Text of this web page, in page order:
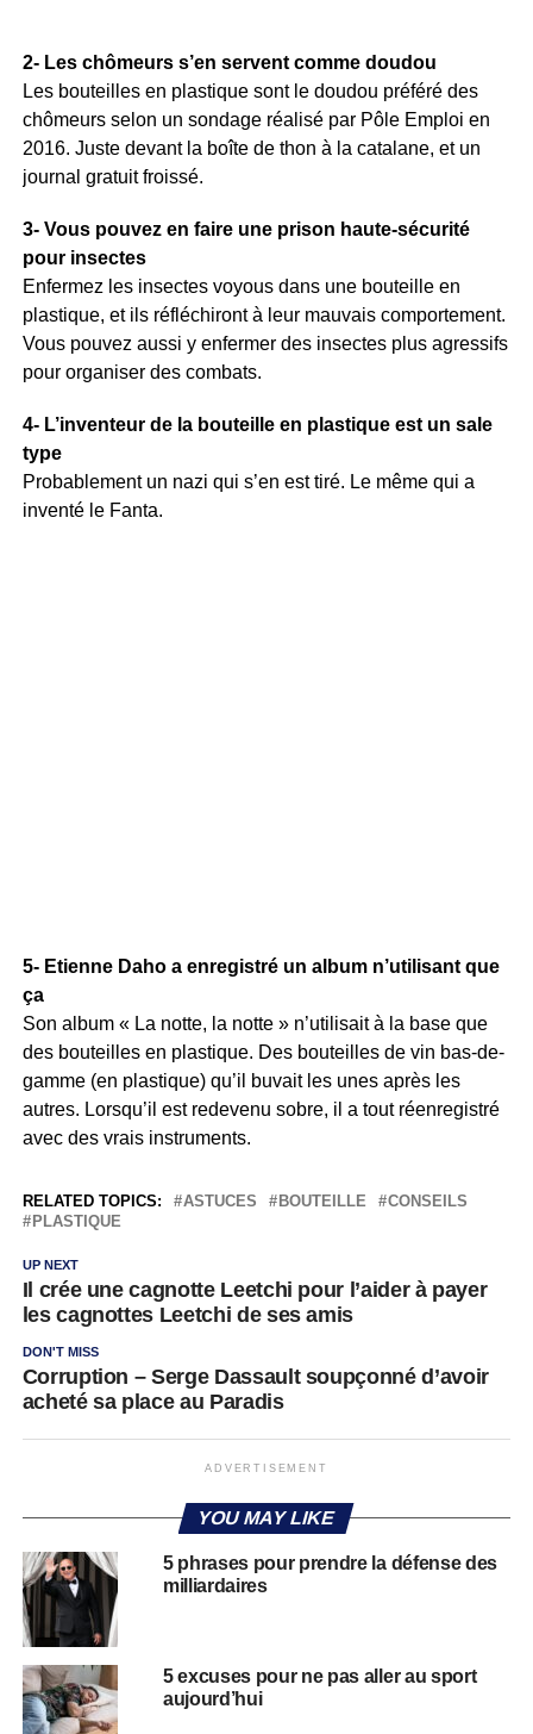
2- Les chômeurs s’en servent comme doudou
Les bouteilles en plastique sont le doudou préféré des
chômeurs selon un sondage réalisé par Pôle Emploi en
2016. Juste devant la boîte de thon à la catalane, et un
journal gratuit froissé.
3- Vous pouvez en faire une prison haute-sécurité
pour insectes
Enfermez les insectes voyous dans une bouteille en
plastique, et ils réfléchiront à leur mauvais comportement.
Vous pouvez aussi y enfermer des insectes plus agressifs
pour organiser des combats.
4- L’inventeur de la bouteille en plastique est un sale
type
Probablement un nazi qui s’en est tiré. Le même qui a
inventé le Fanta.
5- Etienne Daho a enregistré un album n’utilisant que
ça
Son album « La notte, la notte » n’utilisait à la base que
des bouteilles en plastique. Des bouteilles de vin bas-de-
gamme (en plastique) qu’il buvait les unes après les
autres. Lorsqu’il est redevenu sobre, il a tout réenregistré
avec des vrais instruments.
RELATED TOPICS: ASTUCES BOUTEILLE
CONSEILS
PLASTIQUE
UP NEXT
Il crée une cagnotte Leetchi pour l’aider à payer
les cagnottes Leetchi de ses amis
DON'T MISS
Corruption – Serge Dassault soupçonné d’avoir
acheté sa place au Paradis
ADVERTISEMENT
YOU MAY LIKE
5 phrases pour prendre la défense des
milliardaires
5 excuses pour ne pas aller au sport
aujourd’hui